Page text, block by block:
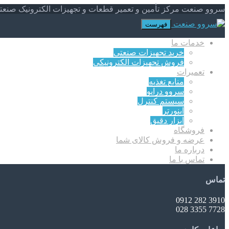
سروو صنعت مرکز تأمین و تعمیر قطعات و تجهیزات الکترونیک
فهرست
خدمات ما
خرید تجهیزات صنعتی
فروش تجهیزات الکترونیکی
تعمیرات
منابع تغذیه
سروو درایو
سیستم کنترل
اینورتر
ابزار دقیق
فروشگاه
عرضه و فروش کالای شما
درباره ما
تماس با ما
تماس
3910 282 0912
7728 3355 028